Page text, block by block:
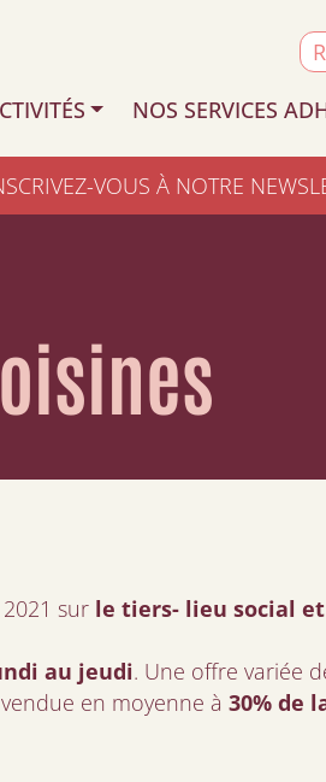
NOS SERVICES
VOUS À NOTRE
sur le tiers- lieu social
au jeudi. Une offre variée
en moyenne à 30% de